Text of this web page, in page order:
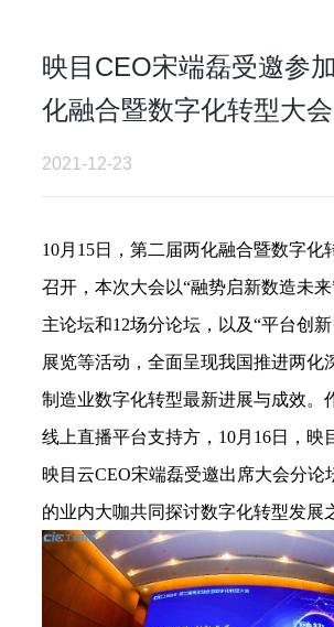
映目CEO宋端磊受邀参
化融合暨数字化转型大会
2021-12-23
10月 15日，第二届两化融合暨数字化
召开，本次大会以“融势启新数造未来
主论坛和12场分论坛，以及“平台创新
展览等活动，全面呈现我国推进两化
制造业数字化转型最新进展与成效。
线上直播平台支持方， 10月 16日，映
映目云CEO宋端磊受邀出席大会分论
的业内大咖共同探讨数字化转型发展